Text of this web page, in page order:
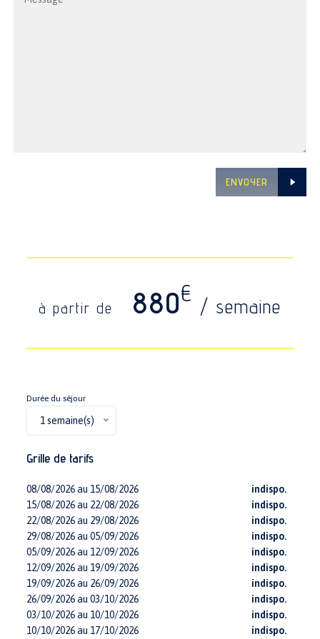
ENVOYER
à partir de 880€ / semaine
Durée du séjour
1 semaine(s)
Grille de tarifs
08/08/2026 au 15/08/2026
indispo.
15/08/2026 au 22/08/2026
indispo.
22/08/2026 au 29/08/2026
indispo.
29/08/2026 au 05/09/2026
indispo.
05/09/2026 au 12/09/2026
indispo.
12/09/2026 au 19/09/2026
indispo.
19/09/2026 au 26/09/2026
indispo.
26/09/2026 au 03/10/2026
indispo.
03/10/2026 au 10/10/2026
indispo.
10/10/2026 au 17/10/2026
indispo.